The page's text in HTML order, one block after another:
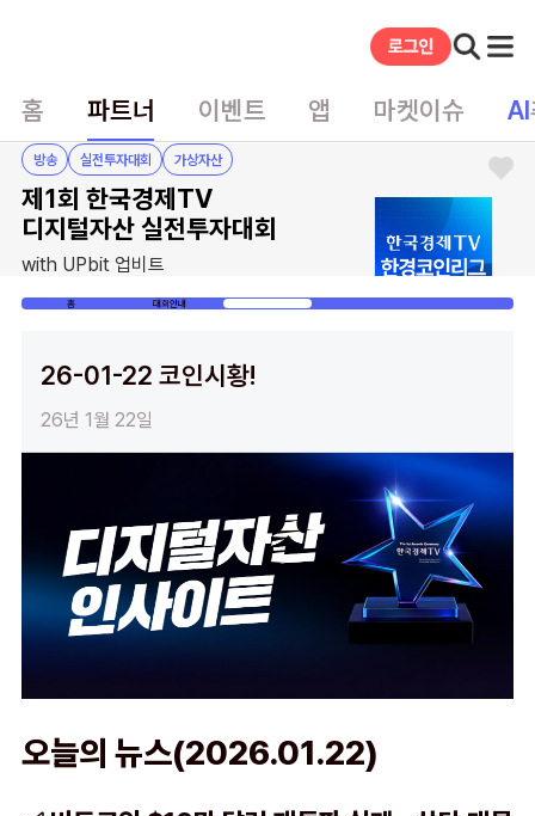
홈 파트너 이벤트 앱 마켓이슈 AI
방송 실전투자대회 가상자산
제1회 한국경제TV
디지털자산 실전투자대회
with UPbit 업비트
홈 대회안내
26-01-22 코인시황!
26년 1월 22일
오늘의 뉴스(2026.01.22)